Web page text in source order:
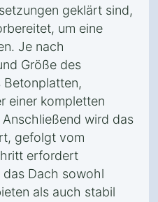
geklärt sind,
um eine
Je nach
Größe des
Betonplatten,
einer kompletten
wird das
gefolgt vom
erfordert
Dach sowohl
als auch stabil